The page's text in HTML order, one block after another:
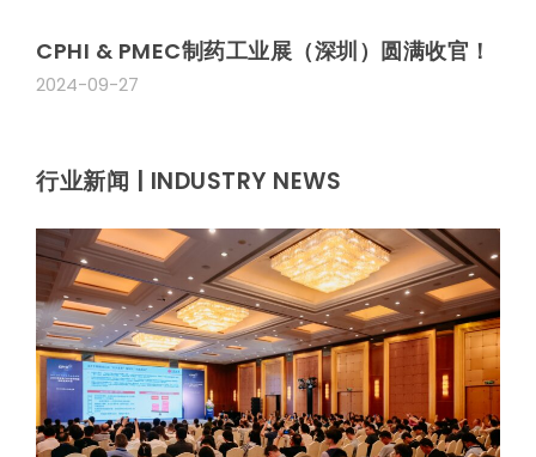
CPHI & PMEC制药工业展（深圳）圆满收官！
2024-09-27
行业新闻 | INDUSTRY NEWS